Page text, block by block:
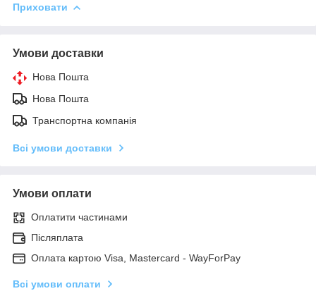
Приховати
Умови доставки
Нова Пошта
Нова Пошта
Транспортна компанія
Всі умови доставки
Умови оплати
Оплатити частинами
Післяплата
Оплата картою Visa, Mastercard - WayForPay
Всі умови оплати